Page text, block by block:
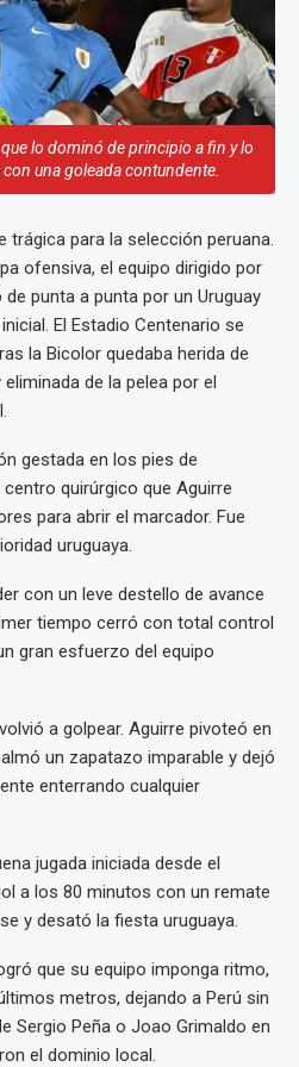
lo dominó de principio a fin y lo
una goleada contundente.
trágica para la selección peruana.
ofensiva, el equipo dirigido por
punta a punta por un Uruguay
El Estadio Centenario se
la Bicolor quedaba herida de
de la pelea por el
gestada en los pies de
quirúrgico que Aguirre
para abrir el marcador. Fue
uruguaya.
con un leve destello de avance
tiempo cerró con total control
gran esfuerzo del equipo
a golpear. Aguirre pivoteó en
un zapatazo imparable y dejó
enterrando cualquier
jugada iniciada desde el
a los 80 minutos con un remate
y desató la fiesta uruguaya.
que su equipo imponga ritmo,
metros, dejando a Perú sin
Sergio Peña o Joao Grimaldo en
el dominio local.